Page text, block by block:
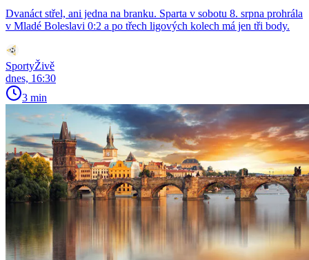
Dvanáct střel, ani jedna na branku. Sparta v sobotu 8. srpna prohrála
v Mladé Boleslavi 0:2 a po třech ligových kolech má jen tři body.
SportyŽivě
dnes, 16:30
3 min